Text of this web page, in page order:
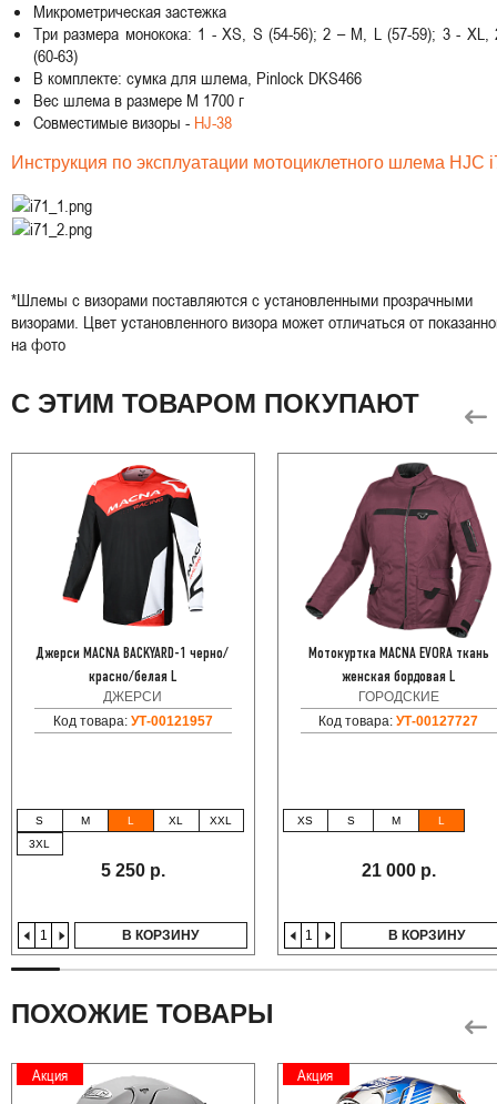
Микрометрическая застежка
Три размера монокока: 1 - XS, S (54-56); 2 – M, L (57-59); 3 - XL,
(60-63)
В комплекте: сумка для шлема, Pinlock DKS466
Вес шлема в размере M 1700 г
Совместимые визоры - HJ-38
Инструкция по эксплуатации мотоциклетного шлема HJC
*Шлемы с визорами поставляются с установленными прозрачными
визорами. Цвет установленного визора может отличаться от
на фото
С ЭТИМ ТОВАРОМ ПОКУПАЮТ
Джерси MACNA BACKYARD-1 черно/
красно/белая L
ДЖЕРСИ
Код товара: УТ-00121957
S M L XL
XXL
3XL
5 250 р.
В КОРЗИНУ
Мотокуртка MACNA EVORA ткань
женская бордовая L
ГОРОДСКИЕ
Код товара:УТ-00127727
XS S M L
21 000 р.
В КОРЗИНУ
ПОХОЖИЕ ТОВАРЫ
Акция Акция